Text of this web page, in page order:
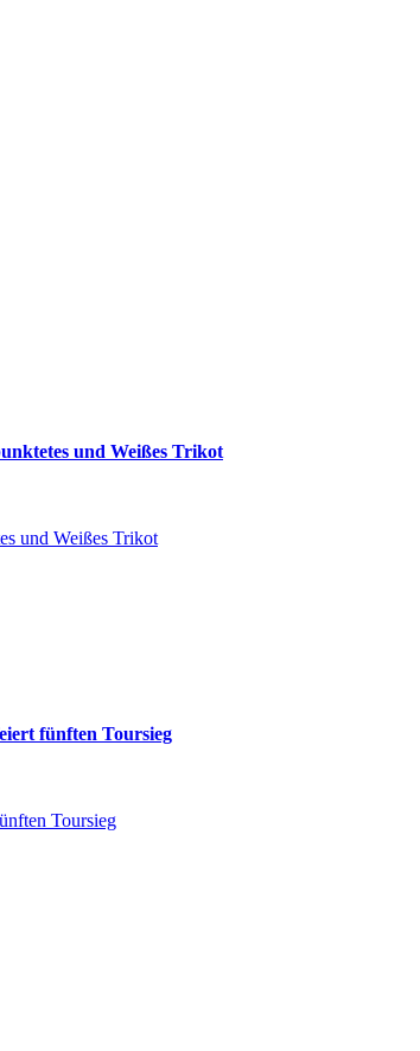
und Weißes Trikot
und Weißes Trikot
fünften Toursieg
Toursieg